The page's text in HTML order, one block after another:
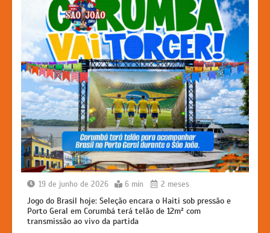
19 de junho de 2026 6 min 2 meses
Jogo do Brasil hoje: Seleção encara o Haiti sob pressão e
Porto Geral em Corumbá terá telão de 12m² com
transmissão ao vivo da partida